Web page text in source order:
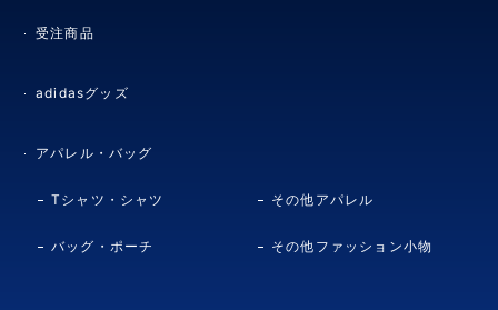
受注商品
adidasグッズ
アパレル・バッグ
Tシャツ・シャツ その他アパレル
バッグ・ポーチ その他ファッション小物